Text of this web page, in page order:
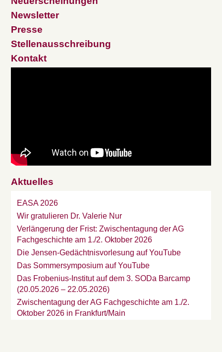
Newsletter
Presse
Stellenausschreibung
Kontakt
Aktuelles
EASA 2026
Wir gratulieren Dr. Valerie Nur
Verlängerung der Frist: Zwischentagung der AG
Fachgeschichte am 1./2. Oktober 2026
Die Jensen-Gedächtnisvorlesung auf YouTube
Das Sommersymposium auf YouTube
Das Frobenius-Institut auf dem 3. SODa Barcamp
(20.05.2026 – 22.05.2026)
Zwischentagung der AG Fachgeschichte am 1./2.
Oktober 2026 in Frankfurt/Main